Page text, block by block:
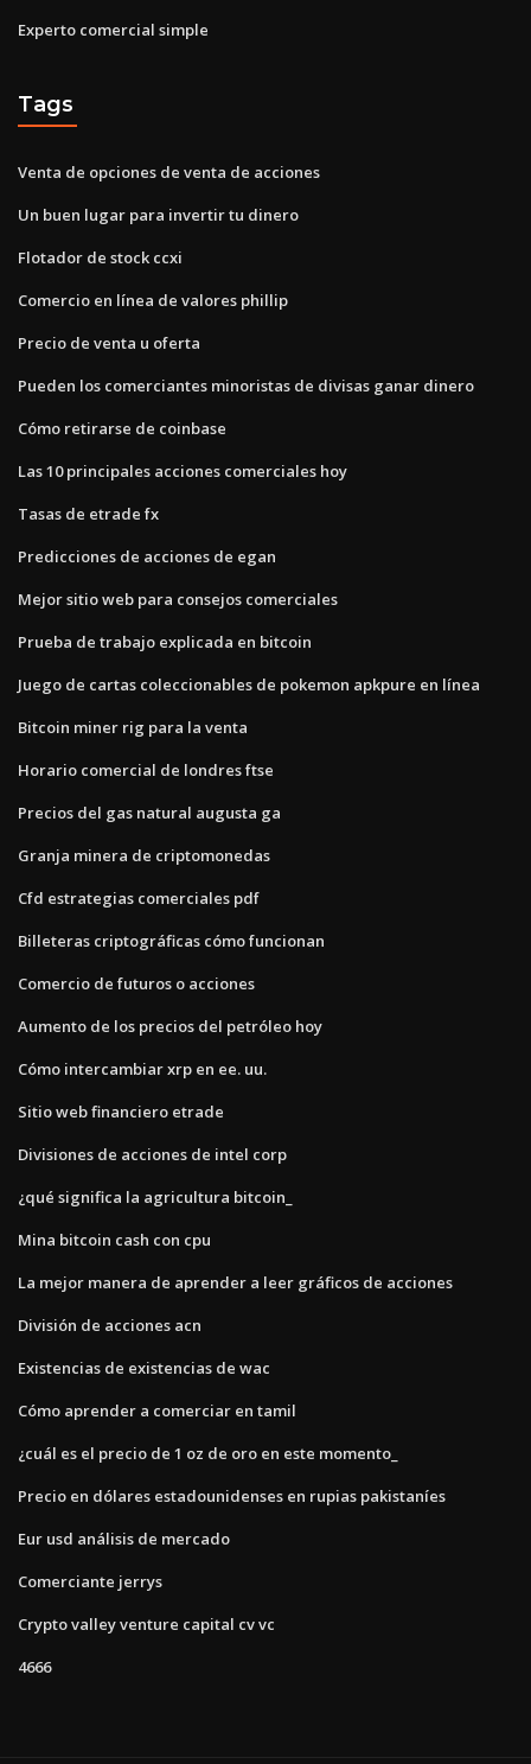
Experto comercial simple
Tags
Venta de opciones de venta de acciones
Un buen lugar para invertir tu dinero
Flotador de stock ccxi
Comercio en línea de valores phillip
Precio de venta u oferta
Pueden los comerciantes minoristas de divisas ganar dinero
Cómo retirarse de coinbase
Las 10 principales acciones comerciales hoy
Tasas de etrade fx
Predicciones de acciones de egan
Mejor sitio web para consejos comerciales
Prueba de trabajo explicada en bitcoin
Juego de cartas coleccionables de pokemon apkpure en línea
Bitcoin miner rig para la venta
Horario comercial de londres ftse
Precios del gas natural augusta ga
Granja minera de criptomonedas
Cfd estrategias comerciales pdf
Billeteras criptográficas cómo funcionan
Comercio de futuros o acciones
Aumento de los precios del petróleo hoy
Cómo intercambiar xrp en ee. uu.
Sitio web financiero etrade
Divisiones de acciones de intel corp
¿qué significa la agricultura bitcoin_
Mina bitcoin cash con cpu
La mejor manera de aprender a leer gráficos de acciones
División de acciones acn
Existencias de existencias de wac
Cómo aprender a comerciar en tamil
¿cuál es el precio de 1 oz de oro en este momento_
Precio en dólares estadounidenses en rupias pakistaníes
Eur usd análisis de mercado
Comerciante jerrys
Crypto valley venture capital cv vc
4666